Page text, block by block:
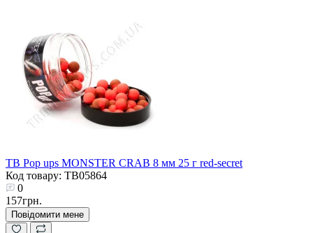
TB Pop ups MONSTER CRAB 8 мм 25 г red-secret
Код товару: TB05864
0
157грн.
Повідомити мене